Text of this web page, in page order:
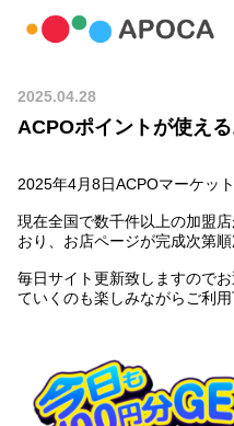
2025.04.28
ACPOポイントが使え
2025年4月8日ACPOマーケッ
現在全国で数千件以上の加盟
おり、お店ページが完成次第順
毎日サイト更新致しますので
ていくのも楽しみながらご利